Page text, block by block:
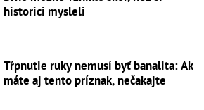
historici mysleli
Tŕpnutie ruky nemusí byť banalita: Ak
máte aj tento príznak, nečakajte